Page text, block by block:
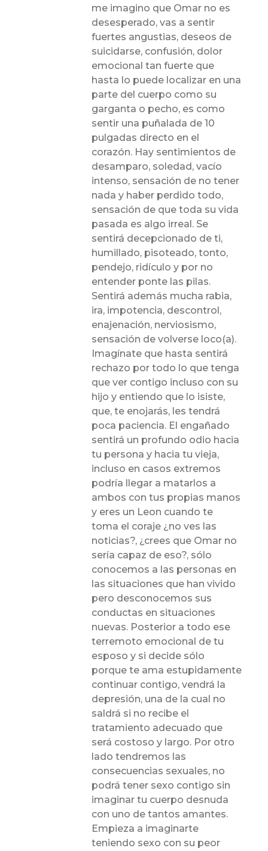
me imagino que Omar no es
desesperado, vas a sentir
fuertes angustias, deseos de
suicidarse, confusión, dolor
emocional tan fuerte que
hasta lo puede localizar en una
parte del cuerpo como su
garganta o pecho, es como
sentir una puñalada de 10
pulgadas directo en el
corazón. Hay sentimientos de
desamparo, soledad, vacío
intenso, sensación de no tener
nada y haber perdido todo,
sensación de que toda su vida
pasada es algo irreal. Se
sentirá decepcionado de ti,
humillado, pisoteado, tonto,
pendejo, ridículo y por no
entender ponte las pilas.
Sentirá además mucha rabia,
ira, impotencia, descontrol,
enajenación, nerviosismo,
sensación de volverse loco(a).
Imagínate que hasta sentirá
rechazo por todo lo que tenga
que ver contigo incluso con su
hijo y entiendo que lo isiste,
que, te enojarás, les tendrá
poca paciencia. El engañado
sentirá un profundo odio hacia
tu persona y hacia tu vieja,
incluso en casos extremos
podría llegar a matarlos a
ambos con tus propias manos
y eres un Leon cuando te
toma el coraje ¿no ves las
noticias?, ¿crees que Omar no
sería capaz de eso?, sólo
conocemos a las personas en
las situaciones que han vivido
pero desconocemos sus
conductas en situaciones
nuevas. Posterior a todo ese
terremoto emocional de tu
esposo y si decide sólo
porque te ama estupidamente
continuar contigo, vendrá la
depresión, una de la cual no
saldrá si no recibe el
tratamiento adecuado que
será costoso y largo. Por otro
lado tendremos las
consecuencias sexuales, no
podrá tener sexo contigo sin
imaginar tu cuerpo desnuda
con uno de tantos amantes.
Empieza a imaginarte
teniendo sexo con su peor